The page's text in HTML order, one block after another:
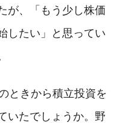
が、「もう少し株価
したい」と思ってい
ときから積立投資を
いたでしょうか。野